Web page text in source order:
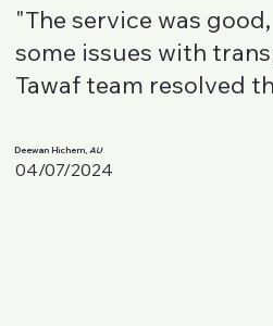
"The service was
some issues with
Tawaf team resolved
Deewan Hichem, AU
04/07/2024